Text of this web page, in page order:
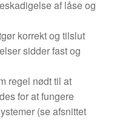
af låse og
korrekt og tilslut
sidder fast og
regel nødt til at
for at fungere
(se afsnittet